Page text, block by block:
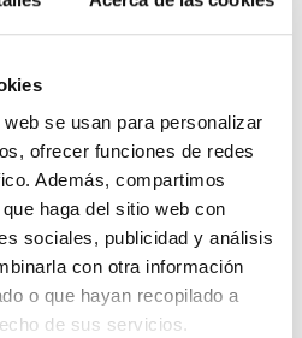
se usan para personalizar
ofrecer funciones de redes
Además, compartimos
haga del sitio web con
sociales, publicidad y análisis
con otra información
o que hayan recopilado a
de sus servicios.
personal, provoquen